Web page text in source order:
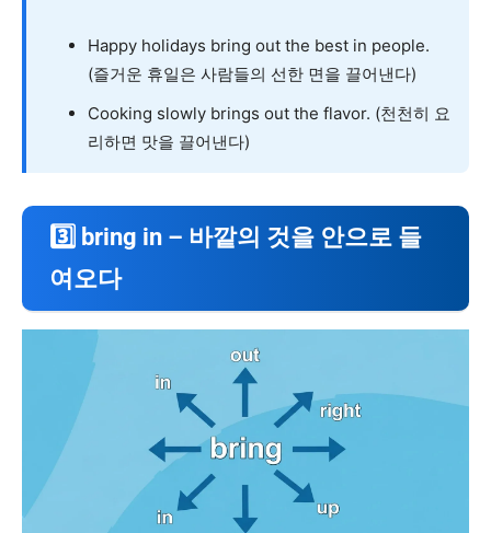
Happy holidays bring out the best in people.
(즐거운 휴일은 사람들의 선한 면을 끌어낸다)
Cooking slowly brings out the flavor. (천천히 요
리하면 맛을 끌어낸다)
3️⃣ bring in – 바깥의 것을 안으로 들
여오다